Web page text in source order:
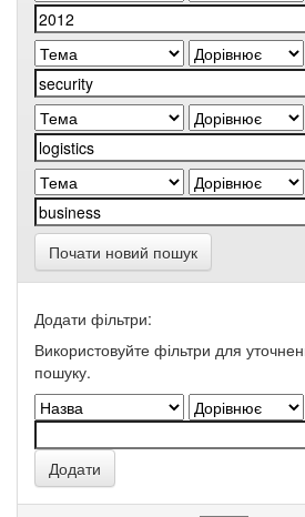
Почати новий пошук
Додати фільтри:
Використовуйте фільтри для
пошуку.